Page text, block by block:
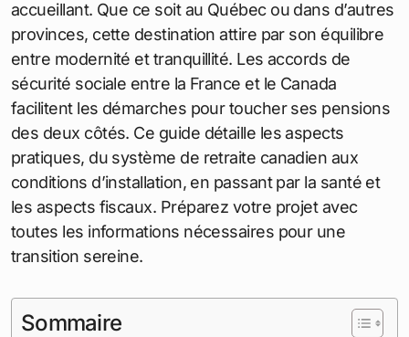
accueillant. Que ce soit au Québec ou dans d’autres
provinces, cette destination attire par son équilibre
entre modernité et tranquillité. Les accords de
sécurité sociale entre la France et le Canada
facilitent les démarches pour toucher ses pensions
des deux côtés. Ce guide détaille les aspects
pratiques, du système de retraite canadien aux
conditions d’installation, en passant par la santé et
les aspects fiscaux. Préparez votre projet avec
toutes les informations nécessaires pour une
transition sereine.
Sommaire